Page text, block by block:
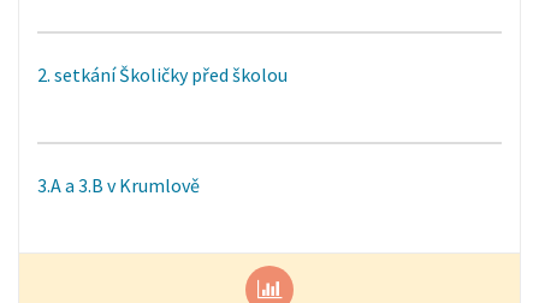
2. setkání Školičky před školou
3.A a 3.B v Krumlově